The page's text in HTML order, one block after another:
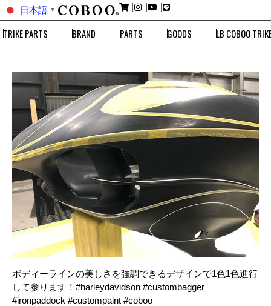
日本語 ▼
TRIKE PARTS BRAND PARTS GOODS LB COBOO
ボディーラインの美しさを強調できるデザインで1色1色進行
して参ります！#harleydavidson #custombagger
#ironpaddock #custompaint #coboo